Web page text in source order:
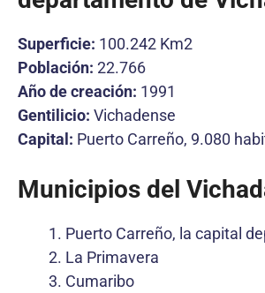
Superficie: 100.242 Km2
Población: 22.766
Año de creación: 1991
Gentilicio: Vichadense
Capital: Puerto Carreño, 9.080
Municipios del
Puerto Carreño, la capital
La Primavera
Cumaribo